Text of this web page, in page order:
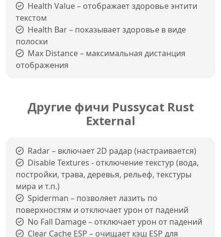
Health Value – отображает здоровье энтити
текстом
Health Bar – показывает здоровье в виде
полоски
Max Distance – максимальная дистанция
отображения
Другие фичи Pussycat Rust
External
Radar – включает 2D радар (настраивается)
Disable Textures - отключение текстур (вода,
постройки, трава, деревья, рельеф, текстуры
мира и т.п.)
Spiderman – позволяет лазить по
поверхностям и отключает урон от падений
No Fall Damage – отключает урон от падений
Clear Cache ESP – очищает кэш ESP для